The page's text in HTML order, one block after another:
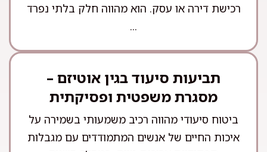
רכישת דירה או עסק. הוא מהווה חלק בלתי נפרד
...
תביעות סיעוד בגין אוטיזם –
מסגרת משפטית ופסיקתית
ביטוח סיעודי מהווה רכיב משמעותי בשמירה על
איכות החיים של אנשים המתמודדים עם מגבלות